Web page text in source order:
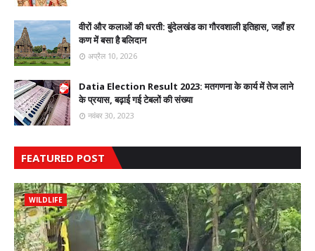
वीरों और कलाओं की धरती: बुंदेलखंड का गौरवशाली इतिहास, जहाँ हर
कण में बसा है बलिदान
अप्रैल 10, 2026
Datia Election Result 2023: मतगणना के कार्य में तेज लाने
के प्रयास, बढ़ाई गई टेबलों की संख्या
नवंबर 30, 2023
FEATURED POST
WILDLIFE